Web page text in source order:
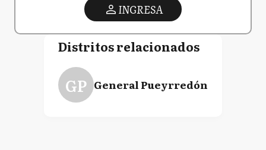
INGRESA
Distritos relacionados
GP General Pueyrredón